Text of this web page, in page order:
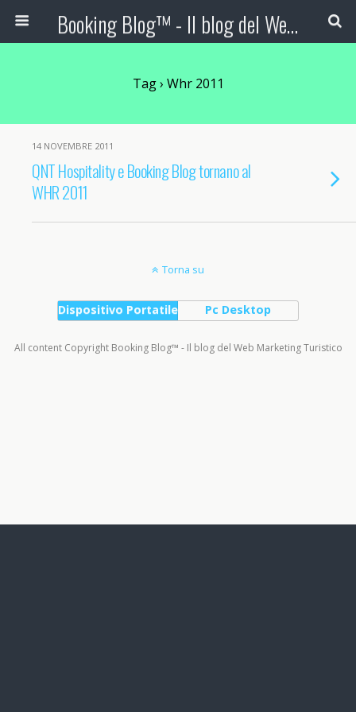
Booking Blog™ - Il blog del Web Marketing Turistico
Tag › Whr 2011
14 NOVEMBRE 2011
QNT Hospitality e Booking Blog tornano al
WHR 2011
Torna su
Dispositivo Portatile Pc Desktop
All content Copyright Booking Blog™ - Il blog del Web Marketing Turistico